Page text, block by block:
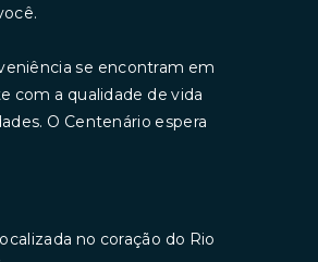
se encontram em
com a qualidade de vida
O Centenário espera
no coração do Rio